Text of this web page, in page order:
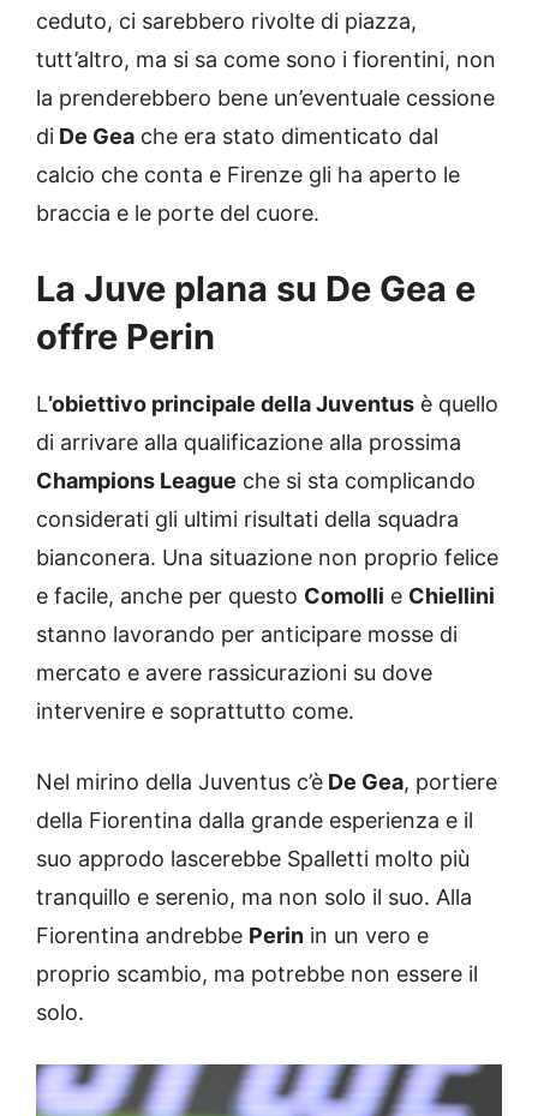
ceduto, ci sarebbero rivolte di piazza,
tutt’altro, ma si sa come sono i fiorentini, non
la prenderebbero bene un’eventuale cessione
di De Gea che era stato dimenticato dal
calcio che conta e Firenze gli ha aperto le
braccia e le porte del cuore.
La Juve plana su De Gea e
offre Perin
L’obiettivo principale della Juventus è quello
di arrivare alla qualificazione alla prossima
Champions League che si sta complicando
considerati gli ultimi risultati della squadra
bianconera. Una situazione non proprio felice
e facile, anche per questo Comolli e Chiellini
stanno lavorando per anticipare mosse di
mercato e avere rassicurazioni su dove
intervenire e soprattutto come.
Nel mirino della Juventus c’è De Gea, portiere
della Fiorentina dalla grande esperienza e il
suo approdo lascerebbe Spalletti molto più
tranquillo e serenio, ma non solo il suo. Alla
Fiorentina andrebbe Perin in un vero e
proprio scambio, ma potrebbe non essere il
solo.